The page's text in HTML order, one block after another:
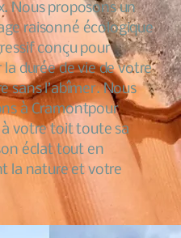
Nous proposons un
raisonné écologique
conçu pour
durée de vie de votre
sans l’abîmer. Nous
à Cramontpour
votre toit toute sa
éclat tout en
la nature et votre